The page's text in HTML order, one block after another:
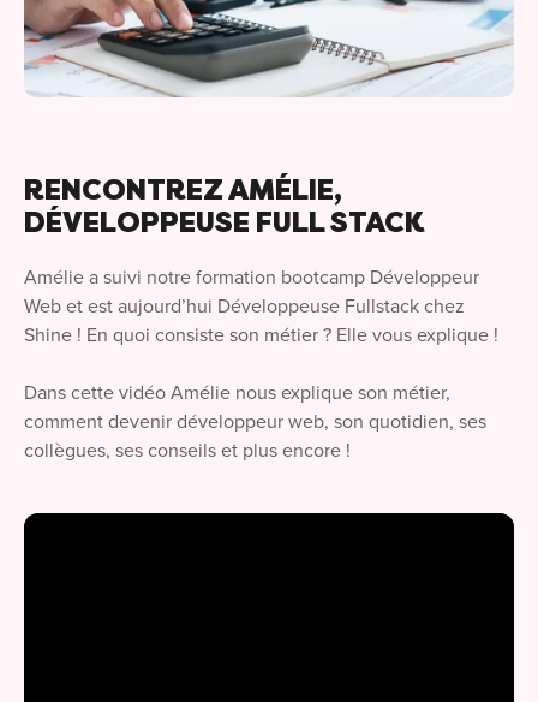
RENCONTREZAMÉLIE,
DÉVELOPPEUSE FULL STACK
Amélie a suivi notre formation bootcamp Développeur
Web et est aujourd’hui Développeuse Fullstack chez
Shine ! En quoi consiste son métier ? Elle vous explique !
Dans cette vidéo Amélie nous explique son métier,
comment devenir développeur web, son quotidien, ses
collègues, ses conseils et plus encore !